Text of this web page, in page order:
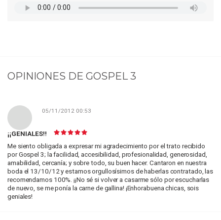
OPINIONES DE GOSPEL 3
05/11/2012 00:53
¡¡GENIALES!!
Me siento obligada a expresar mi agradecimiento por el trato recibido
por Gospel 3; la facilidad, accesibilidad, profesionalidad, generosidad,
amabilidad, cercanía; y sobre todo, su buen hacer. Cantaron en nuestra
boda el 13/10/12 y estamos orgullosísimos de haberlas contratado, las
recomendamos 100%. ¡¡No sé si volver a casarme sólo por escucharlas
de nuevo, se me ponía la carne de gallina! ¡Enhorabuena chicas, sois
geniales!